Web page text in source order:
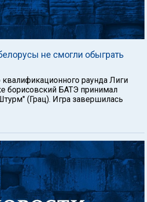
не смогли обыграть
квалификационного раунда Лиги
борисовский БАТЭ принимал
(Грац). Игра завершилась